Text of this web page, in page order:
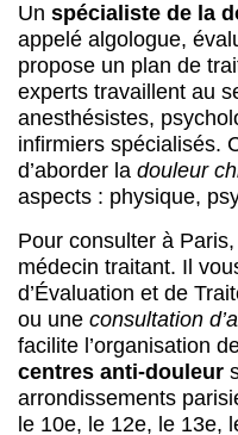
Un spécialiste de la
appelé algologue,
propose un plan de
experts travaillent au
anesthésistes,
infirmiers spécialisés.
d’aborder la douleur
aspects : physique,
Pour consulter à
médecin traitant. Il
d’Évaluation et de
ou une consultation
facilite l’organisation
centres anti-douleur
arrondissements
le 10e, le 12e, le 13e,